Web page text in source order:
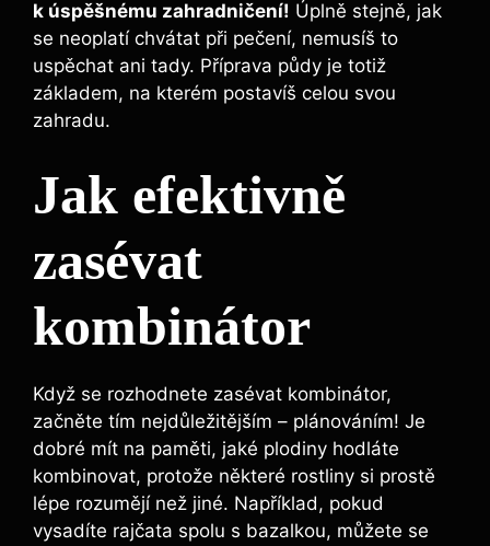
k úspěšnému zahradničení! Úplně stejně, jak
se neoplatí chvátat při pečení, nemusíš to
uspěchat ani tady. Příprava půdy je totiž
základem, na kterém postavíš celou svou
zahradu.
Jak efektivně
zasévat
kombinátor
Když se rozhodnete zasévat kombinátor,
začněte tím nejdůležitějším – plánováním! Je
dobré mít na paměti, jaké plodiny hodláte
kombinovat, protože některé rostliny si prostě
lépe rozumějí než jiné. Například, pokud
vysadíte rajčata spolu s bazalkou, můžete se